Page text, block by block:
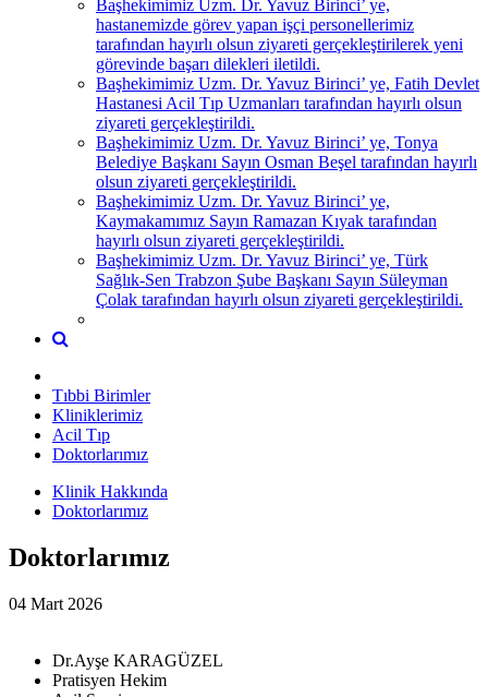
Başhekimimiz Uzm. Dr. Yavuz Birinci’ ye,
hastanemizde görev yapan işçi personellerimiz
tarafından hayırlı olsun ziyareti gerçekleştirilerek yeni
görevinde başarı dilekleri iletildi.
Başhekimimiz Uzm. Dr. Yavuz Birinci’ ye, Fatih Devlet
Hastanesi Acil Tıp Uzmanları tarafından hayırlı olsun
ziyareti gerçekleştirildi.
Başhekimimiz Uzm. Dr. Yavuz Birinci’ ye, Tonya
Belediye Başkanı Sayın Osman Beşel tarafından hayırlı
olsun ziyareti gerçekleştirildi.
Başhekimimiz Uzm. Dr. Yavuz Birinci’ ye,
Kaymakamımız Sayın Ramazan Kıyak tarafından
hayırlı olsun ziyareti gerçekleştirildi.
Başhekimimiz Uzm. Dr. Yavuz Birinci’ ye, Türk
Sağlık-Sen Trabzon Şube Başkanı Sayın Süleyman
Çolak tarafından hayırlı olsun ziyareti gerçekleştirildi.
Tıbbi Birimler
Kliniklerimiz
Acil Tıp
Doktorlarımız
Klinik Hakkında
Doktorlarımız
Doktorlarımız
04 Mart 2026
Dr.Ayşe KARAGÜZEL
Pratisyen Hekim